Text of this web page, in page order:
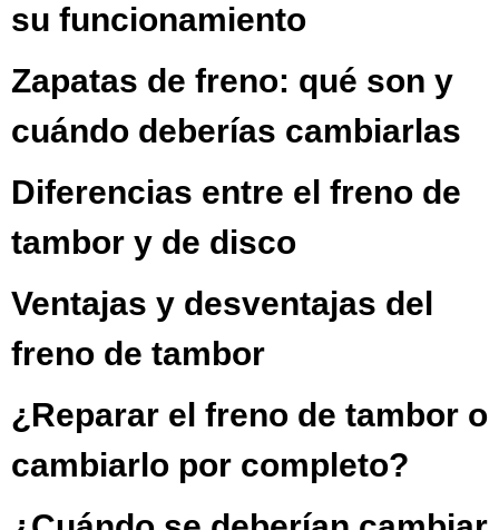
su funcionamiento
Zapatas de freno: qué son y
cuándo deberías cambiarlas
Diferencias entre el freno de
tambor y de disco
Ventajas y desventajas del
freno de tambor
¿Reparar el freno de tambor o
cambiarlo por completo?